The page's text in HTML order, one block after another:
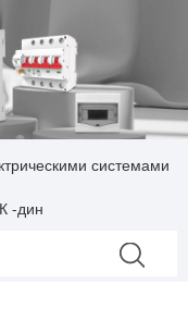
системами
-дин